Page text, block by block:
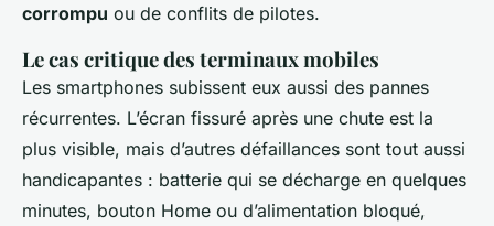
corrompu ou de conflits de pilotes.
Le cas critique des terminaux mobiles
Les smartphones subissent eux aussi des pannes
récurrentes. L’écran fissuré après une chute est la
plus visible, mais d’autres défaillances sont tout aussi
handicapantes : batterie qui se décharge en quelques
minutes, bouton Home ou d’alimentation bloqué,